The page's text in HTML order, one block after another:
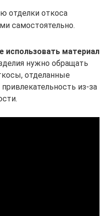
отделки откоса
самостоятельно.
использовать материал
нужно обращать
отделанные
из-за